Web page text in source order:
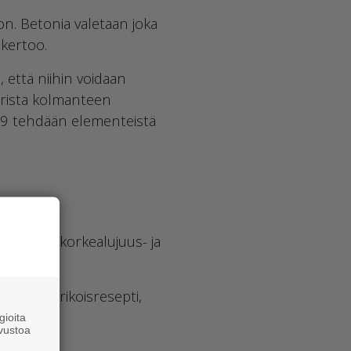
Betonia valetaan joka
että niihin voidaan
kolmanteen
tehdään elementeistä
myös korkealujuus- ja
erikoisresepti,